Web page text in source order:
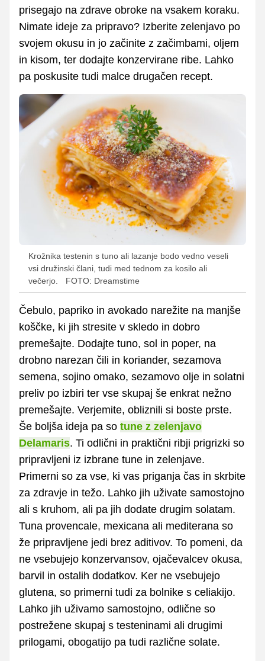
prisegajo na zdrave obroke na vsakem koraku.
Nimate ideje za pripravo? Izberite zelenjavo po
svojem okusu in jo začinite z začimbami, oljem
in kisom, ter dodajte konzervirane ribe. Lahko
pa poskusite tudi malce drugačen recept.
Krožnika testenin s tuno ali lazanje bodo vedno veseli
vsi družinski člani, tudi med tednom za kosilo ali
večerjo.
FOTO: Dreamstime
Čebulo, papriko in avokado narežite na manjše
koščke, ki jih stresite v skledo in dobro
premešajte. Dodajte tuno, sol in poper, na
drobno narezan čili in koriander, sezamova
semena, sojino omako, sezamovo olje in solatni
preliv po izbiri ter vse skupaj še enkrat nežno
premešajte. Verjemite, obliznili si boste prste.
Še boljša ideja pa so tune z zelenjavo
Delamaris. Ti odlični in praktični ribji prigrizki so
pripravljeni iz izbrane tune in zelenjave.
Primerni so za vse, ki vas priganja čas in skrbite
za zdravje in težo. Lahko jih uživate samostojno
ali s kruhom, ali pa jih dodate drugim solatam.
Tuna provencale, mexicana ali mediterana so
že pripravljene jedi brez aditivov. To pomeni, da
ne vsebujejo konzervansov, ojačevalcev okusa,
barvil in ostalih dodatkov. Ker ne vsebujejo
glutena, so primerni tudi za bolnike s celiakijo.
Lahko jih uživamo samostojno, odlične so
postrežene skupaj s testeninami ali drugimi
prilogami, obogatijo pa tudi različne solate.